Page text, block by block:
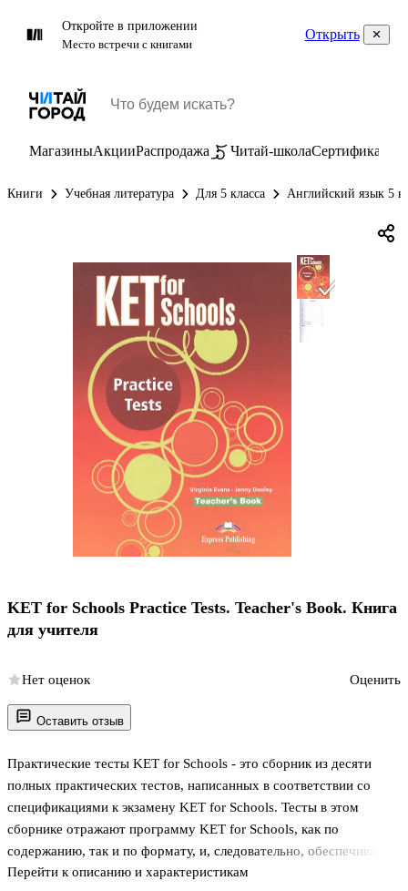
Откройте в приложении
Место встречи с книгами
Открыть
МагазиныАкцииРаспродажа Читай-школаСертификаты
Книги Учебная литература Для 5 класса Английский язык 5
Оставить отзыв
Практические тесты KET for Schools - это сборник из десяти
полных практических тестов, написанных в соответствии со
спецификациями к экзамену KET for Schools. Тесты в этом
сборнике отражают программу KET for Schools, как по
содержанию, так и по формату, и, следовательно, обеспечивают
тщательную, систематическую подготовку к экзамену и
Перейти к описанию и характеристикам
KET for Schools Practice Tests. Teacher's Book. Книга
для учителя
Нет оценок Оценить